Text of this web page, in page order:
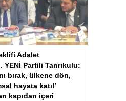
Adalet
Partili Tanrıkulu:
bırak, ülkene dön,
hayata katıl’
kapıdan içeri